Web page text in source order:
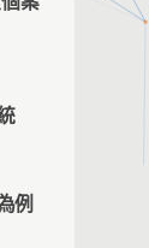
例